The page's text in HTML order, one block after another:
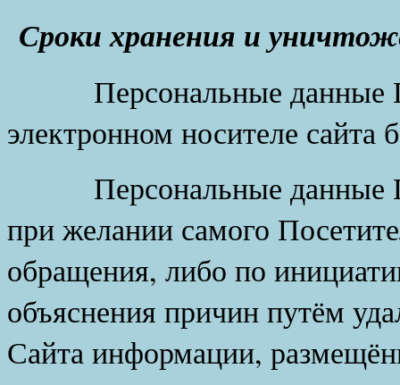
Сроки хранения и
Персональные данные
электронном носителе сайта
Персональные данные
при желании самого
обращения, либо по
объяснения причин путём
Сайта информации,